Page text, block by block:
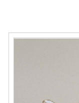
REMONTE кожени